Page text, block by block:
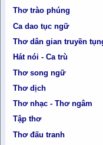
Thơ trào phúng
Ca dao tục ngữ
Thơ dân gian truyền
Hát nói - Ca trù
Thơ song ngữ
Thơ dịch
Thơ nhạc - Thơ ngâm
Tập thơ
Thơ đấu tranh